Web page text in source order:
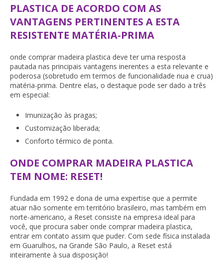
PLASTICA DE ACORDO COM AS
VANTAGENS PERTINENTES A ESTA
RESISTENTE MATÉRIA-PRIMA
onde comprar madeira plastica deve ter uma resposta
pautada nas principais vantagens inerentes a esta relevante e
poderosa (sobretudo em termos de funcionalidade nua e crua)
matéria-prima. Dentre elas, o destaque pode ser dado a três
em especial:
Imunização às pragas;
Customização liberada;
Conforto térmico de ponta.
ONDE COMPRAR MADEIRA PLASTICA
TEM NOME: RESET!
Fundada em 1992 e dona de uma expertise que a permite
atuar não somente em território brasileiro, mas também em
norte-americano, a Reset consiste na empresa ideal para
você, que procura saber onde comprar madeira plastica,
entrar em contato assim que puder. Com sede física instalada
em Guarulhos, na Grande São Paulo, a Reset está
inteiramente à sua disposição!